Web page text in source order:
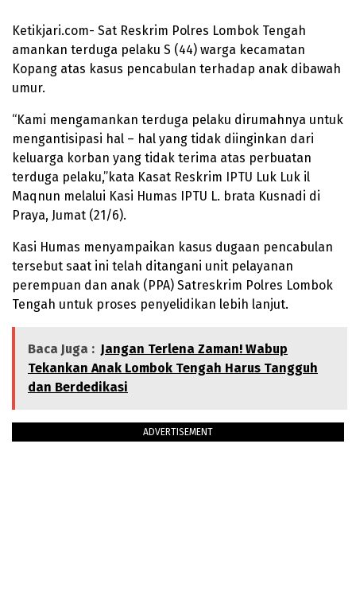
Ketikjari.com- Sat Reskrim Polres Lombok Tengah
amankan terduga pelaku S (44) warga kecamatan
Kopang atas kasus pencabulan terhadap anak dibawah
umur.
“Kami mengamankan terduga pelaku dirumahnya untuk
mengantisipasi hal – hal yang tidak diinginkan dari
keluarga korban yang tidak terima atas perbuatan
terduga pelaku,”kata Kasat Reskrim IPTU Luk Luk il
Maqnun melalui Kasi Humas IPTU L. brata Kusnadi di
Praya, Jumat (21/6).
Kasi Humas menyampaikan kasus dugaan pencabulan
tersebut saat ini telah ditangani unit pelayanan
perempuan dan anak (PPA) Satreskrim Polres Lombok
Tengah untuk proses penyelidikan lebih lanjut.
Baca Juga : Jangan Terlena Zaman! Wabup
Tekankan Anak Lombok Tengah Harus Tangguh
dan Berdedikasi
ADVERTISEMENT